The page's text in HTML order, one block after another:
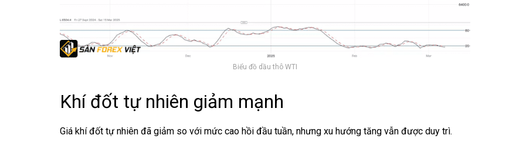
Biểu đồ dầu thô WTI
Khí đốt tự nhiên giảm mạnh
Giá khí đốt tự nhiên đã giảm so với mức cao hồi đầu tuần, nhưng xu hướng tăng vẫn được duy trì.